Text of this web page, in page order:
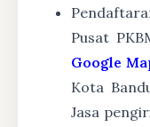
Pusat
Google
Kota
Jasa